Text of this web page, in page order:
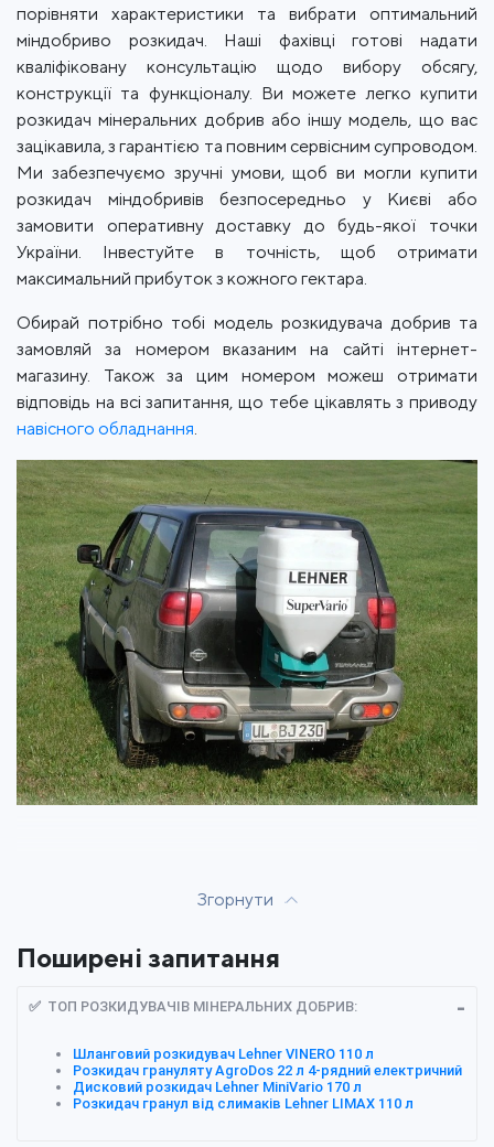
порівняти характеристики та вибрати оптимальний
міндобриво розкидач. Наші фахівці готові надати
кваліфіковану консультацію щодо вибору обсягу,
конструкції та функціоналу. Ви можете легко купити
розкидач мінеральних добрив або іншу модель, що вас
зацікавила, з гарантією та повним сервісним супроводом.
Ми забезпечуємо зручні умови, щоб ви могли купити
розкидач міндобривів безпосередньо у Києві або
замовити оперативну доставку до будь-якої точки
України. Інвестуйте в точність, щоб отримати
максимальний прибуток з кожного гектара.
Обирай потрібно тобі модель розкидувача добрив та
замовляй за номером вказаним на сайті інтернет-
магазину. Також за цим номером можеш отримати
відповідь на всі запитання, що тебе цікавлять з приводу
навісного обладнання.
Згорнути
Поширені запитання
✅ ТОП РОЗКИДУВАЧІВ МІНЕРАЛЬНИХ ДОБРИВ:
Шланговий розкидувач Lehner VINERO 110 л
Розкидач грануляту AgroDos 22 л 4-рядний електричний
Дисковий розкидач Lehner MiniVario 170 л
Розкидач гранул від слимаків Lehner LIMAX 110 л